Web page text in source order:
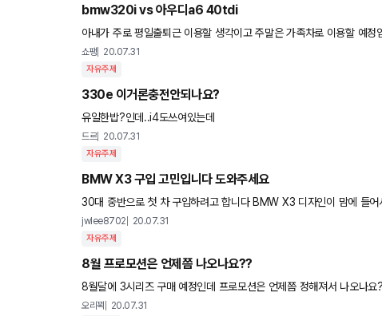
bmw320i vs 아우디a6 40tdi
아내가 주로 평일출퇴근 이용할 생각이고 주말은 가족차로 이용할 예
0 tdi 사이에 고민입니다. a6가솔린은 시동꺼짐 때문에 그리
쇼팽 20.07.31
자유주제
330e 이거론충전안되나요?
유일한밥?인데..i4도쓰여있는데
드르 20.07.31
자유주제
BMW X3 구입 고민입니다 도와주세요
30대 중반으로 첫 차 구입하려고 합니다 BMW X3 디자인이 맘에 들
M) 중 어떤 엔진으로 선택해야할지 너무 고민입니다ㅜ
jwlee8702 20.07.31
자유주제
8월 프로모션은 언제쯤 나오나요??
8월달에 3시리즈 구매 예정인데 프로모션은 언제쯤 정해져서 나오나요?
오리꾁 20.07.31